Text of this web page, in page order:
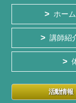
ホーム
講師紹
活動情報